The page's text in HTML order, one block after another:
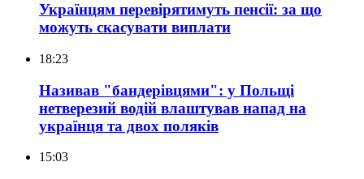
Українцям перевірятимуть пенсії: за що
можуть скасувати виплати
18:23
Називав "бандерівцями": у Польщі
нетверезий водій влаштував напад на
українця та двох поляків
15:03